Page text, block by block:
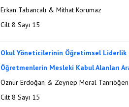
Erkan Tabancalı & Mithat Korumaz
Cilt 8 Sayı 15
Okul Yöneticilerinin Öğretimsel Liderlik
Öğretmenlerin Mesleki Kabul Alanları
Öznur Erdoğan & Zeynep Meral Tanrıöğen
Cilt 8 Sayı 15